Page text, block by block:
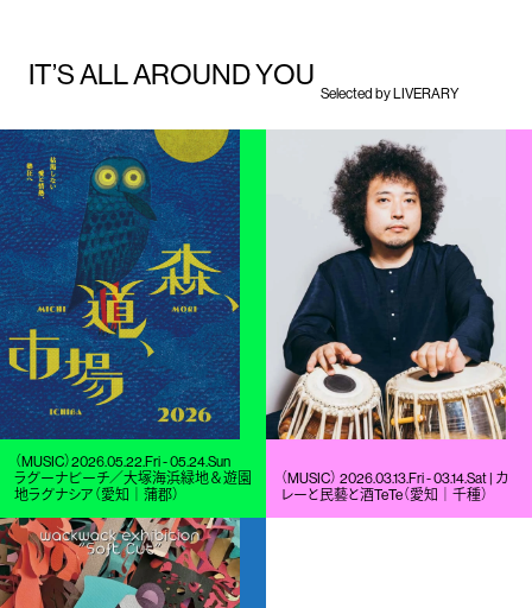
IT’SALLAROUNDYOU
Selected by LIVERARY
（MUSIC）2026.05.22.Fri - 05.24.Sun
ラグーナビーチ／大塚海浜緑地＆遊園
地ラグナシア（愛知｜蒲郡）
（MUSIC） 2026.03.13.Fri - 03.14.Sat | カ
レーと民藝と酒TeTe（愛知｜千種）